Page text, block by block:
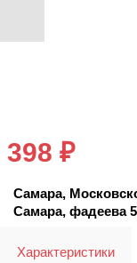
398 ₽
Самара,
Самара, фадеева
Характеристики